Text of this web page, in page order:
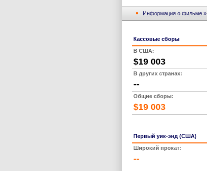
Информация о фильме »
Кассовые сборы
В США:
$19 003
В других странах:
--
Общие сборы:
$19 003
Первый уик-энд (США)
Широкий прокат:
--